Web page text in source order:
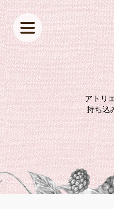
アトリ
持ち込